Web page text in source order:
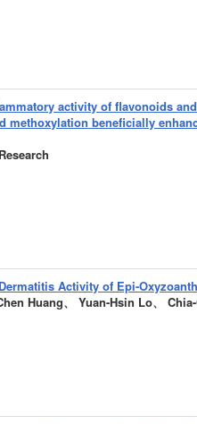
activity of flavonoids
methoxylation beneficially
Activity of Epi-
Huang、 Yuan-Hsin Lo、